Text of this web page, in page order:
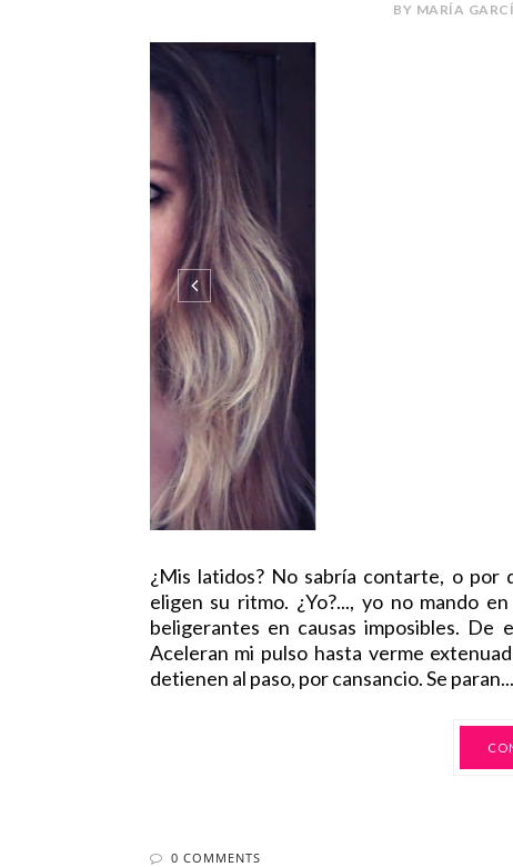
BY MARÍA
¿Mis latidos? No sabría contarte, o por
eligen su ritmo. ¿Yo?..., yo no mando
beligerantes en causas imposibles. De
Aceleran mi pulso hasta verme
detienen al paso, por cansancio. Se paran...
0 COMMENTS
VER
ARTÍCULOS